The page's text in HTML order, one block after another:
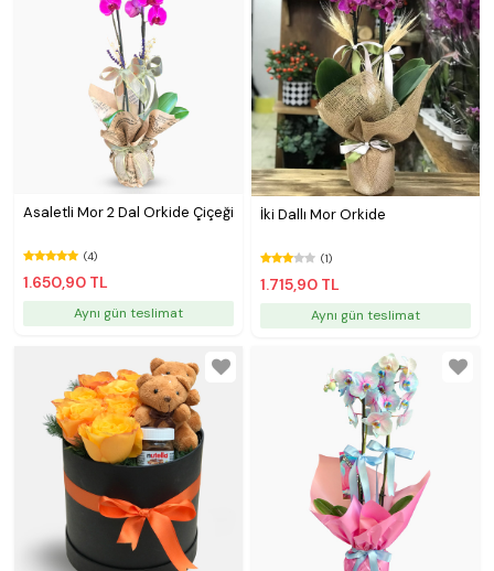
Asaletli Mor 2 Dal Orkide Çiçeği
(4)
1.650,90 TL
Aynı gün teslimat
İki Dallı Mor Orkide
(1)
1.715,90 TL
Aynı gün teslimat